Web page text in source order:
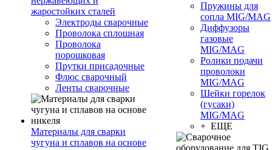
жаростойких сталей
Электроды сварочные
Проволока сплошная
Проволока
порошковая
Прутки присадочные
Флюс сварочный
Ленты сварочные
Материалы для сварки
чугуна и сплавов на основе
Пружины для
сопла MIG/MAG
Диффузоры
газовые
MIG/MAG
Ролики подачи
проволоки
MIG/MAG
Шейки горелок
(гусаки)
MIG/MAG
+ ЕЩЕ